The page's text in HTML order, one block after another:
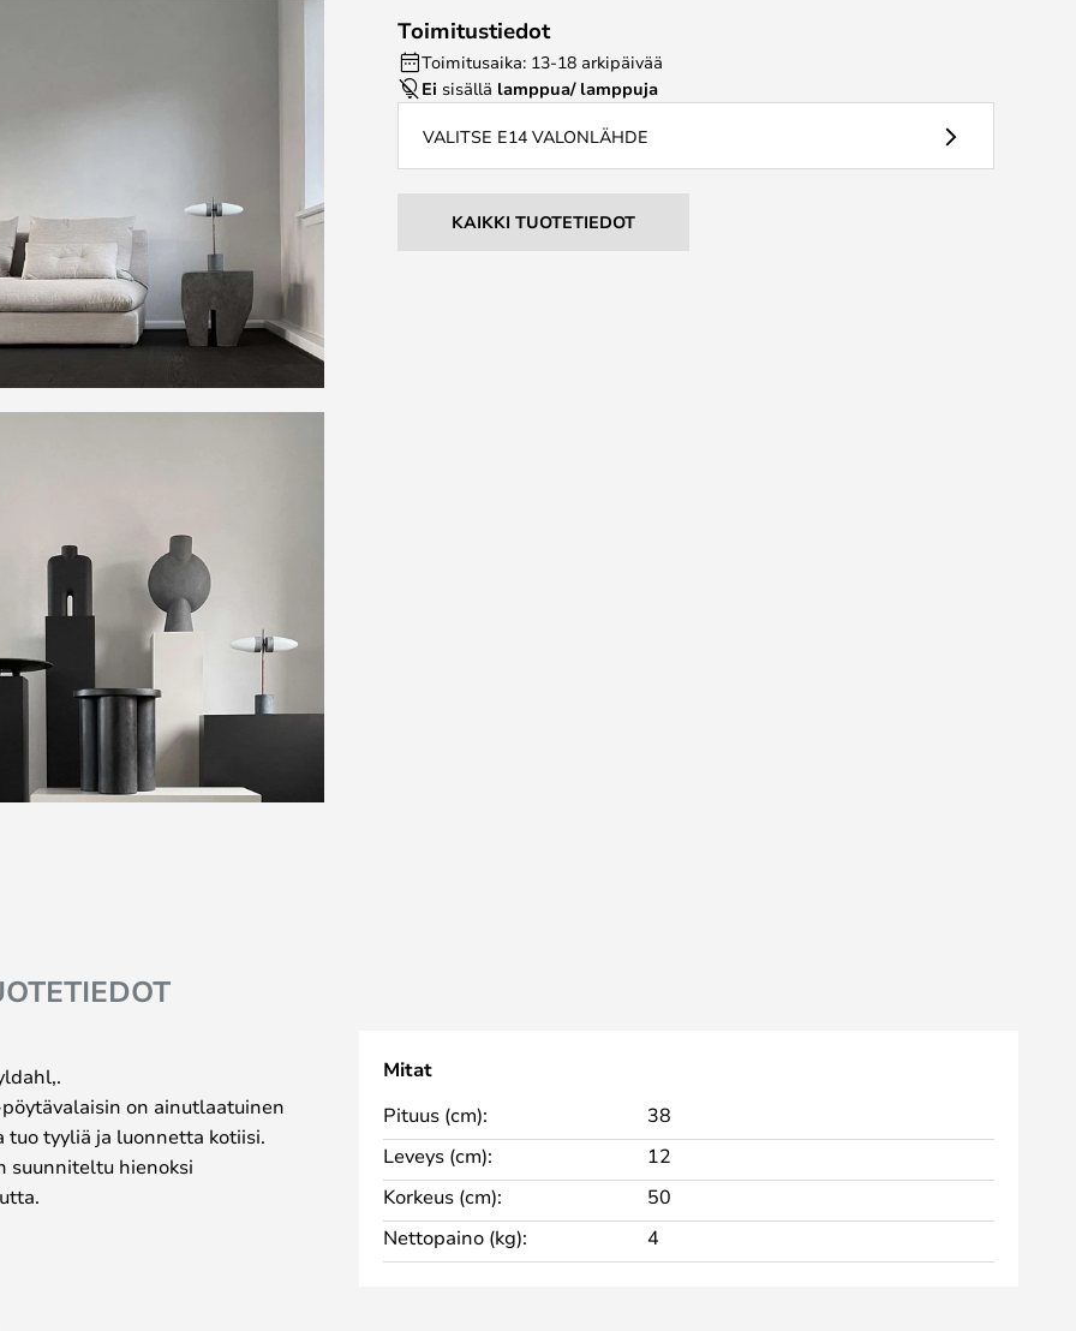
Toimitustiedot
Toimitusaika: 13-18 arkipäivää
Ei sisällä lamppua/ lamppuja
VALITSE E14 VALONLÄHDE
KAIKKI TUOTETIEDOT
on ainutlaatuinen
tuo tyyliä ja luonnetta kotiisi.
suunniteltu hienoksi
opaalilasista
Mitat
Pituus (cm):
38
Leveys (cm):
12
Korkeus (cm):
50
Nettopaino (kg):
4